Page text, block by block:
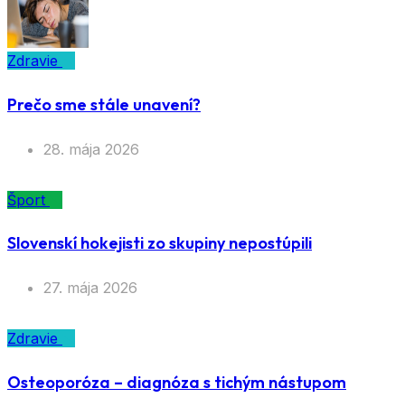
Zdravie
Prečo sme stále unavení?
28. mája 2026
Šport
Slovenskí hokejisti zo skupiny nepostúpili
27. mája 2026
Zdravie
Osteoporóza – diagnóza s tichým nástupom